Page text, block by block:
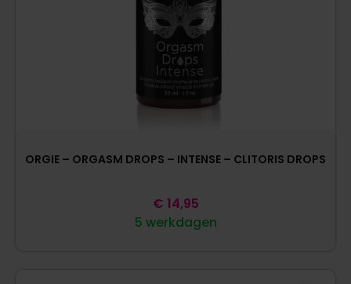
ORGIE – ORGASM DROPS – INTENSE – CLITORIS DROPS
5 werkdagen
€ 14,95